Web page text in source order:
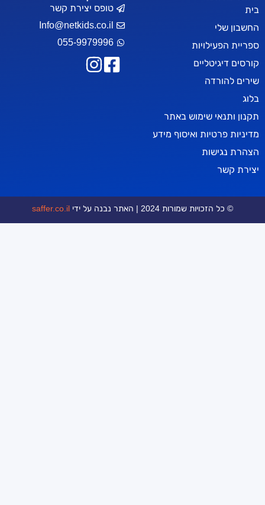
באתר
ואיסוף מידע
טופס יצירת קשר
Info@netkids.co.il
055-9979996
2024 | האתר נבנה על ידי saffer.co.il